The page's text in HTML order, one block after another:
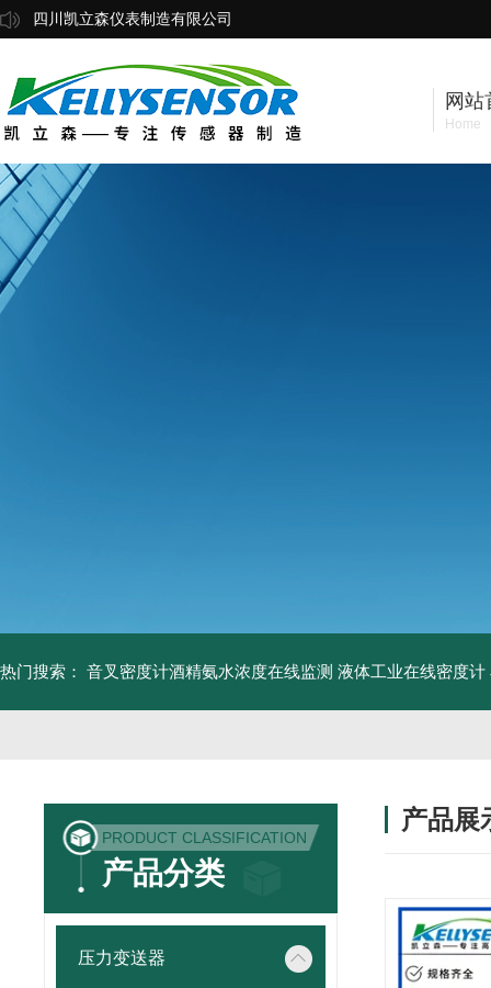
四川凯立森仪表制造有限公司
网站
Home
热门搜索： 音叉密度计酒精氨水浓度在线监测 液体工业在线密度计
PRODUCT CLASSIFICATION
产品分类
压力变送器
产品展